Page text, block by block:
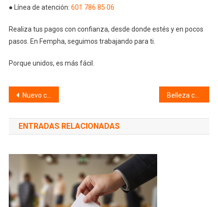
● Línea de atención: 601 786 85 06
Realiza tus pagos con confianza, desde donde estés y en pocos
pasos. En Fempha, seguimos trabajando para ti.
Porque unidos, es más fácil.
Navegación
de
entradas
Nuevo convenio Comfacundi: más beneficios para ti y tu familia Belleza con Propósito: El emprendimiento Mary Kay que transforma vidas en Colombia
ENTRADAS RELACIONADAS